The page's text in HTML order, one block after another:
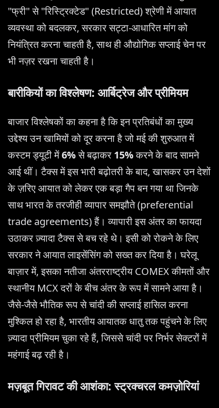
"फ्री" से "रिस्ट्रिक्टेड" (Restricted) श्रेणी में आयात
व्यवस्था को बदलकर, सरकार सट्टा-आधारित मांग को
नियंत्रित करना चाहती है, साथ ही औद्योगिक सप्लाई चेन पर
भी नज़र रखना चाहती है।
बारीकियों का विश्लेषण: आर्बिट्रेज और प्रीमियम
बाजार विश्लेषकों का कहना है कि इन प्रतिबंधों का मुख्य
उद्देश्य उन खामियों को दूर करना है जो मई की शुरुआत में
कस्टम ड्यूटी में6%से बढ़ाकर 15%करने के बाद सामने
आई थीं। टैक्स में इस भारी बढ़ोतरी के बाद, खासकर उन देशों
के ज़रिए आयात को लेकर एक बड़ा गैप बन गया था जिनके
साथ भारत के तरजीही व्यापार समझौते (preferential
trade agreements) हैं। व्यापारी इस अंतर का फायदा
उठाकर ज़्यादा टैक्स से बच रहे थे। इसी को रोकने के लिए
सरकार ने आयात लाइसेंसिंग को सख्त कर दिया है। घरेलू
बाज़ार में, इसका नतीजा अंतरराष्ट्रीय COMEX कीमतों और
स्थानीय MCX दरों के बीच अंतर के रूप में सामने आया है।
जैसे-जैसे भौतिक रूप से चांदी की सप्लाई हासिल करना
मुश्किल हो रहा है, भारतीय आयातक धातु तक पहुंचने के लिए
ज़्यादा प्रीमियम चुका रहे हैं, जिससे चांदी पर निर्भर सेक्टरों में
महंगाई बढ़ रही है।
मज़बूत गिरावट की आशंका: स्ट्रक्चरल कमज़ोरियां